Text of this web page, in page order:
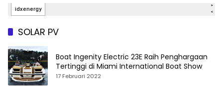
SOLAR PV
Boat Ingenity Electric 23E Raih Penghargaan
Tertinggi di Miami International Boat Show
17 Februari 2022